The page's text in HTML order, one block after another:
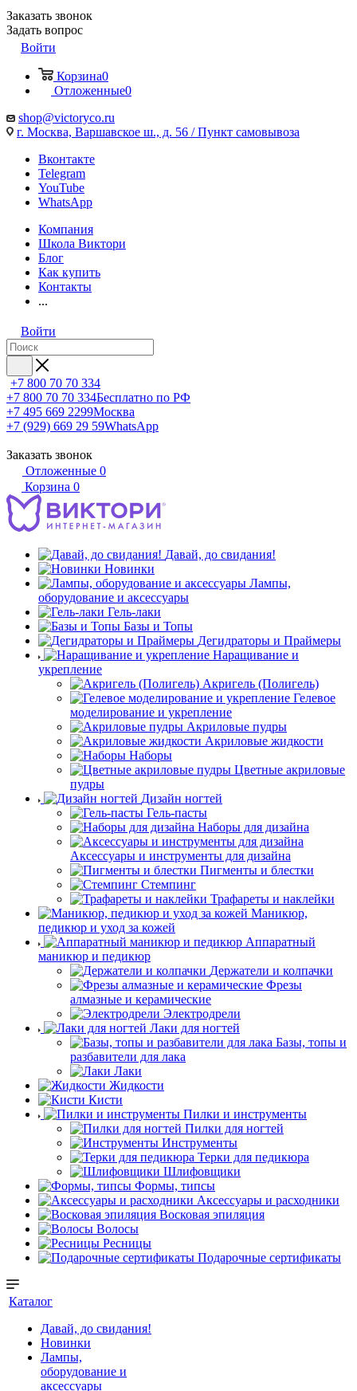
Заказать звонок
Задать вопрос
Войти
Корзина0
Отложенные0
shop@victoryco.ru
г. Москва, Варшавское ш., д. 56 / Пункт самовывоза
Вконтакте
Telegram
YouTube
WhatsApp
Компания
Школа Виктори
Блог
Как купить
Контакты
...
Войти
+7 800 70 70 334
+7 800 70 70 334Бесплатно по РФ
+7 495 669 2299Москва
+7 (929) 669 29 59WhatsApp
Заказать звонок
Отложенные 0
Корзина 0
Давай, до свидания!
Новинки
Лампы,
оборудование и аксессуары
Гель-лаки
Базы и Топы
Дегидраторы и Праймеры
Наращивание и
укрепление
Акригель (Полигель)
Гелевое
моделирование и укрепление
Акриловые пудры
Акриловые жидкости
Наборы
Цветные акриловые
пудры
Дизайн ногтей
Гель-пасты
Наборы для дизайна
Аксессуары и инструменты для дизайна
Пигменты и блестки
Стемпинг
Трафареты и наклейки
Маникюр,
педикюр и уход за кожей
Аппаратный
маникюр и педикюр
Держатели и колпачки
Фрезы
алмазные и керамические
Электродрели
Лаки для ногтей
Базы, топы и
разбавители для лака
Лаки
Жидкости
Кисти
Пилки и инструменты
Пилки для ногтей
Инструменты
Терки для педикюра
Шлифовщики
Формы, типсы
Аксессуары и расходники
Восковая эпиляция
Волосы
Ресницы
Подарочные сертификаты
Каталог
Давай, до свидания!
Новинки
Лампы,
оборудование и
аксессуары